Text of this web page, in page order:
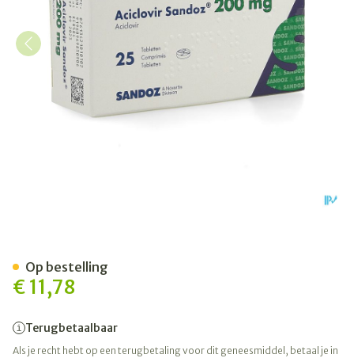
€ 11,78
Terugbetaalbaar
Als je recht hebt op een terugbetaling voor dit geneesmiddel, betaal je in
Op bestelling